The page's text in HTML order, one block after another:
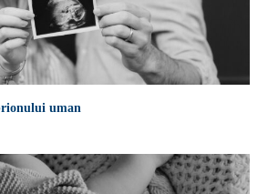
uman